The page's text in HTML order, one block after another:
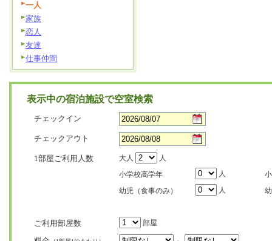
一人
家族
恋人
友達
仕事仲間
表示中の宿泊施設で空室検索
チェックイン
チェックアウト
1部屋ご利用人数 大人
人
小学校高学年
人
幼児（食事のみ）
人
ご利用部屋数 部屋